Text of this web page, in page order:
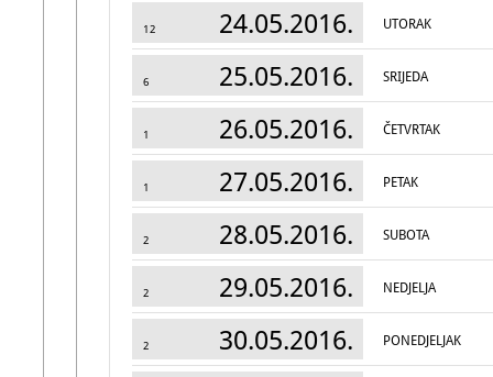
12 24.05.2016. UTORAK
6 25.05.2016. SRIJEDA
1 26.05.2016. ČETVRTAK
1 27.05.2016. PETAK
2 28.05.2016. SUBOTA
2 29.05.2016. NEDJELJA
2 30.05.2016. PONEDJELJAK